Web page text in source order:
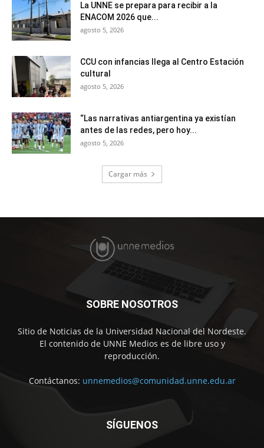
La UNNE se prepara para recibir a la
ENACOM 2026 que...
agosto 5, 2026
CCU con infancias llega al Centro Estación
cultural
agosto 5, 2026
“Las narrativas antiargentina ya existían
antes de las redes, pero hoy...
agosto 5, 2026
Cargar más
SOBRE NOSOTROS
Sitio de Noticias de la Universidad Nacional del Nordeste.
El contenido de UNNE Medios es de libre uso y
reproducción.
Contáctanos: unnemedios@comunidad.unne.edu.ar
SÍGUENOS